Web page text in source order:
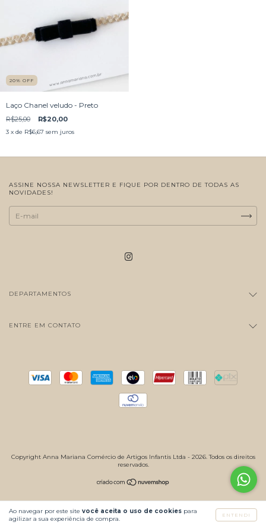
Ao navegar por este site você aceita o uso de cookies para
agilizar a sua experiência de compra.
ENTENDI
20% OFF
Laço Chanel veludo - Preto
R$25,00 R$20,00
3 x de R$6,67 sem juros
ASSINE NOSSA NEWSLETTER E FIQUE POR DENTRO DE TODAS AS
NOVIDADES!
DEPARTAMENTOS
ENTRE EM CONTATO
Copyright Anna Mariana Comércio de Artigos Infantis Ltda - 2026. Todos os direitos
reservados.